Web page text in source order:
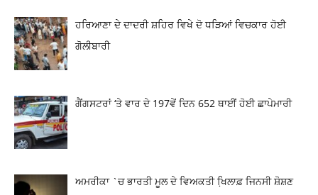
ਹਰਿਆਣਾ ਦੇ ਦਾਦਰੀ ਸ਼ਹਿਰ ਵਿਖੇ ਦੋ ਧੜਿਆਂ ਵਿਚਕਾਰ ਹੋਈ
ਗੋਲੀਬਾਰੀ
ਗੈਂਗਸਟਰਾਂ ‘ਤੇ ਵਾਰ ਦੇ 197ਵੇਂ ਦਿਨ 652 ਥਾਈਂ ਹੋਈ ਛਾਪੇਮਾਰੀ
ਅਮਰੀਕਾ `ਚ ਭਾਰਤੀ ਮੂਲ ਦੇ ਵਿਅਕਤੀ ਖਿ਼ਲਾਫ਼ ਜਿਨਸੀ ਸ਼ੋਸ਼ਣ